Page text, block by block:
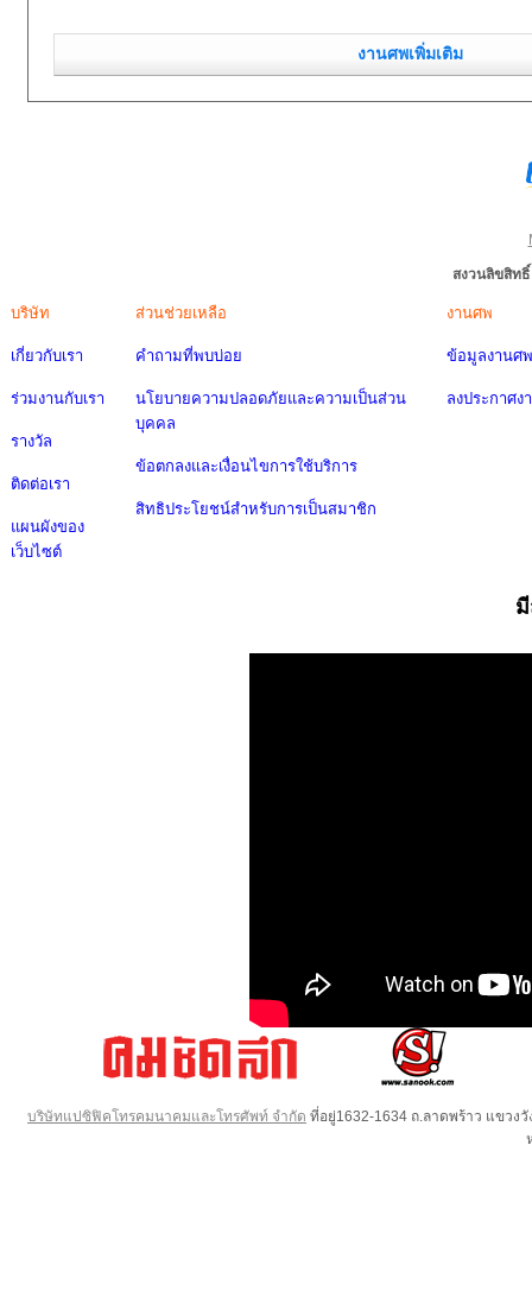
งานศพเพิ่มเติม
สงวนลิขสิท
บริษัท
เกี่ยวกับเรา
ร่วมงานกับเรา
รางวัล
ติดต่อเรา
แผนผังของ
เว็บไซต์
ส่วนช่วยเหลือ
คำถามที่พบบ่อย
นโยบายความปลอดภัยและความเป็นส่วน
บุคคล
ข้อตกลงและเงื่อนไขการใช้บริการ
สิทธิประโยชน์สำหรับการเป็นสมาชิก
งานศพ
ข้อมูลงานศพ
ลงประกาศง
บริษัทแปซิฟิคโทรคมนาคมและโทรศัพท์ จำกัด ที่อยู่1632-1634 ถ.ลาดพร้าว แขวง